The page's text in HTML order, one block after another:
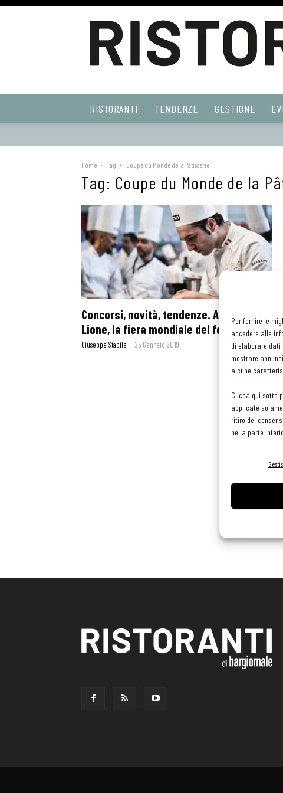
Per fornire le
accedere alle
di elaborare dati
mostrare
alcune
Clicca qui sotto
applicate
ritiro del
nella parte
Web
RISTORANTI TENDENZE GESTIONE
Home Tag Coupe du Monde de la Pâtisserie
Tag: Coupe du Monde de la
Concorsi, novità, tendenze. A Sirha
Lione, la fiera mondiale del food
Giuseppe Stabile - 25 Gennaio 2019